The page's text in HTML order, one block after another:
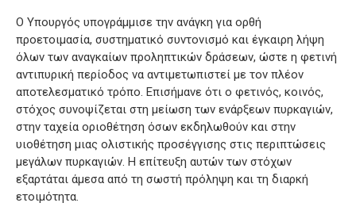
Ο Υπουργός υπογράμμισε την ανάγκη για ορθή
προετοιμασία, συστηματικό συντονισμό και έγκαιρη λήψη
όλων των αναγκαίων προληπτικών δράσεων, ώστε η φετινή
αντιπυρική περίοδος να αντιμετωπιστεί με τον πλέον
αποτελεσματικό τρόπο. Επισήμανε ότι ο φετινός, κοινός,
στόχος συνοψίζεται στη μείωση των ενάρξεων πυρκαγιών,
στην ταχεία οριοθέτηση όσων εκδηλωθούν και στην
υιοθέτηση μιας ολιστικής προσέγγισης στις περιπτώσεις
μεγάλων πυρκαγιών. Η επίτευξη αυτών των στόχων
εξαρτάται άμεσα από τη σωστή πρόληψη και τη διαρκή
ετοιμότητα.